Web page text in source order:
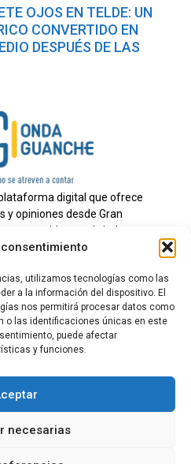
utilizamos tecnologías como las
a la información del dispositivo. El
nos permitirá procesar datos como
o las identificaciones únicas en este
puede afectar
y funciones.
necesarias
OJOS EN TELDE: UN
CONVERTIDO EN
DESPUÉS DE LAS
digital que ofrece
y opiniones desde Gran
con brindar
periodismo independiente a